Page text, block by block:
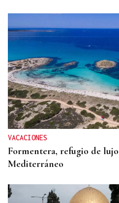
VACACIONES
Formentera, refugio de
Mediterráneo